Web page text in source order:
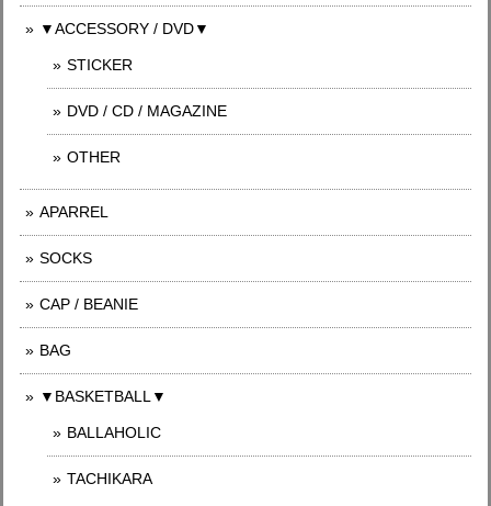
▼ACCESSORY / DVD▼
STICKER
DVD / CD / MAGAZINE
OTHER
APARREL
SOCKS
CAP / BEANIE
BAG
▼BASKETBALL▼
BALLAHOLIC
TACHIKARA